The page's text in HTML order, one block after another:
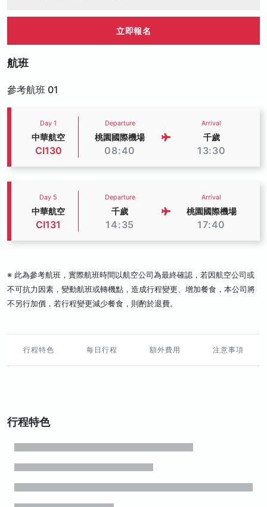
立即報名
航班
參考航班 01
Day 1
中華航空
CI130
Departure
桃園國際機場
08:40
Arrival
千歲
13:30
Day 5
中華航空
CI131
Departure
千歲
14:35
Arrival
桃園國際機場
17:40
※ 此為參考航班，實際航班時間以航空公司為最終確認，若因航空公司或
不可抗力因素，變動航班或轉機點，造成行程變更、增加餐食，本公司將
不另行加價，若行程變更減少餐食，則酌於退費。
行程特色 每日行程 額外費用 注意事項
行程特色